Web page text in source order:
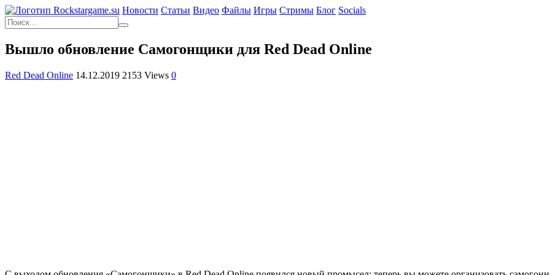
Новости Статьи Видео Файлы Игры Cтримы Блог Socials
Вышло обновление Самогонщики для Red Dead Online
Red Dead Online 14.12.2019 2153 Views 0